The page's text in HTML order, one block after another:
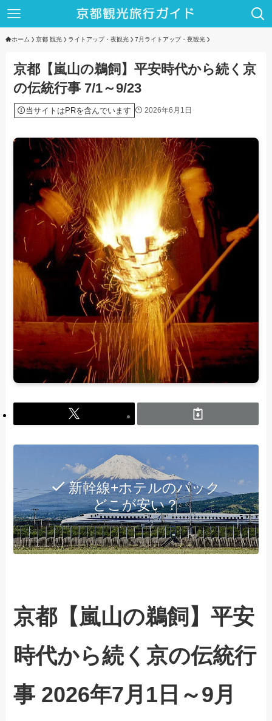
ホーム 京都 観光 ライトアップ・夜観光 7月ライトアップ・夜観光
京都【嵐山の鵜飼】平安時代から続く京
の伝統行事 7/1～9/23
当サイトはPRを含んでいます 2026年6月1日
新幹線+ホテルのパック
どこが安い？
京都【嵐山の鵜飼】平安
時代から続く京の伝統行
事 2026年7月1日～9月